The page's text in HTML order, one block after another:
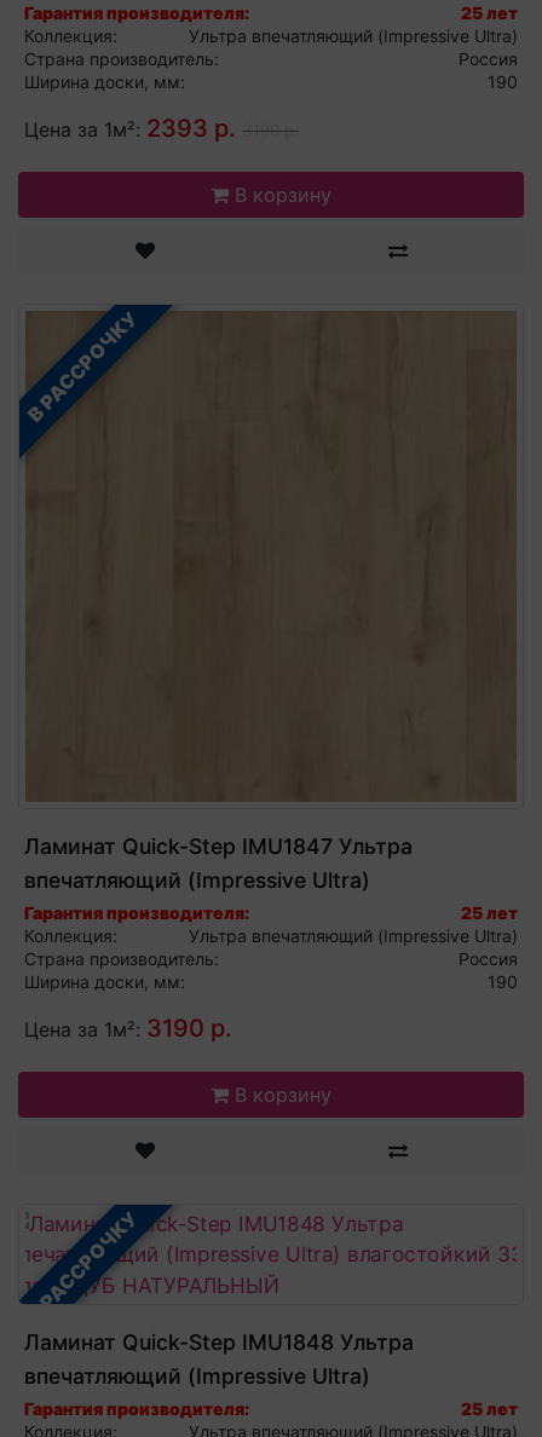
влагостойкий 33 класс РЕСТАВРИРОВАННЫЙ
ДУБ СВЕТЛО-СЕРЫЙ
Гарантия производителя:
25 лет
Коллекция:
Ультра впечатляющий (Impressive Ultra)
Страна производитель:
Россия
Ширина доски, мм:
190
Цена за 1м²: 2393 р. 3190 р.
В корзину
В РАССРОЧКУ
Ламинат Quick-Step IMU1847 Ультра
впечатляющий (Impressive Ultra)
влагостойкий 33 класс ДУБ СВЕТЛЫЙ
Гарантия производителя:
25 лет
Коллекция:
Ультра впечатляющий (Impressive Ultra)
Страна производитель:
Россия
Ширина доски, мм:
190
Цена за 1м²: 3190 р.
В корзину
В РАССРОЧКУ
Ламинат Quick-Step IMU1848 Ультра
впечатляющий (Impressive Ultra)
влагостойкий 33 класс ДУБ НАТУРАЛЬНЫЙ
Гарантия производителя:
25 лет
Коллекция:
Ультра впечатляющий (Impressive Ultra)